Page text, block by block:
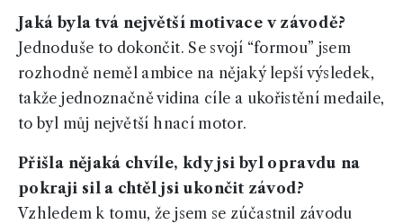
Jaká byla tvá největší motivace v závodě?
Jednoduše to dokončit. Se svojí “formou” jsem
rozhodně neměl ambice na nějaký lepší výsledek,
takže jednoznačně vidina cíle a ukořistění medaile,
to byl můj největší hnací motor.
Přišla nějaká chvíle, kdy jsi byl opravdu na
pokraji sil a chtěl jsi ukončit závod?
Vzhledem k tomu, že jsem se zúčastnil závodu